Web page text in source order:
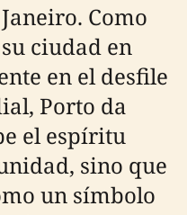
Como
ciudad en
en el desfile
Porto da
el espíritu
sino que
un símbolo